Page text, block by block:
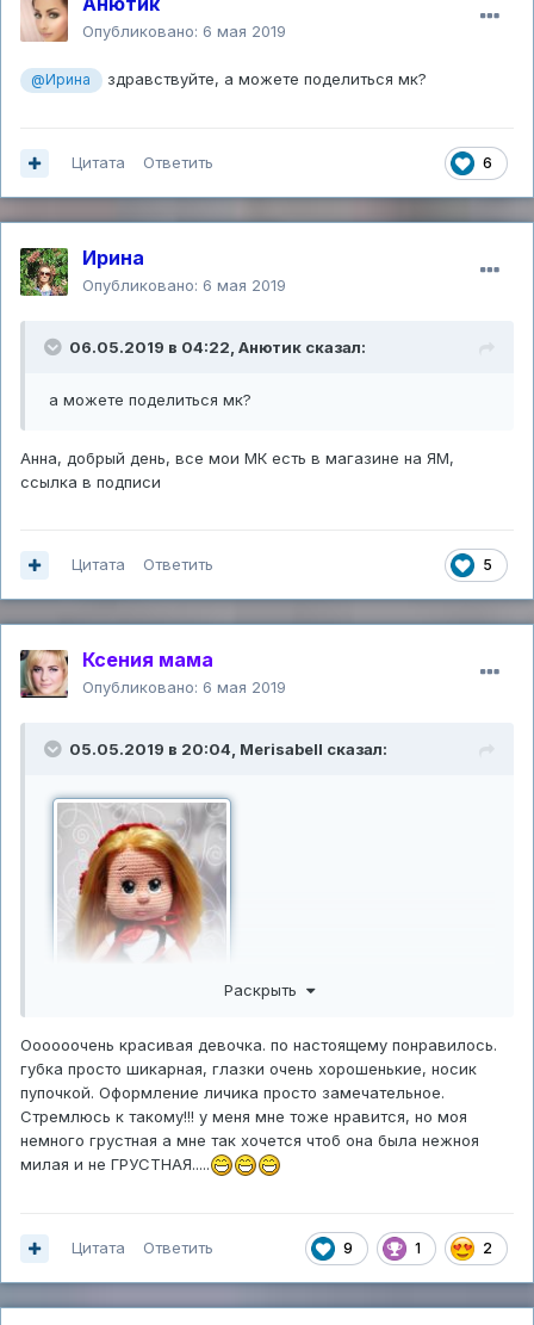
Опубликовано: 6 мая 2019
@Ирина здравствуйте, а можете поделиться мк?
6
Цитата Ответить
Ирина
Опубликовано: 6 мая 2019
06.05.2019 в 04:22, Анютик сказал:
а можете поделиться мк?
Анна, добрый день, все мои МК есть в магазине на ЯМ,
ссылка в подписи
5
Цитата Ответить
Ксения мама
Опубликовано: 6 мая 2019
05.05.2019 в 20:04, Merisabell сказал:
Раскрыть
Оооооочень красивая девочка. по настоящему понравилось.
губка просто шикарная, глазки очень хорошенькие, носик
пупочкой. Оформление личика просто замечательное.
Стремлюсь к такому!!! у меня мне тоже нравится, но моя
немного грустная а мне так хочется чтоб она была нежноя
милая и не ГРУСТНАЯ.....
9 1 2
Цитата Ответить